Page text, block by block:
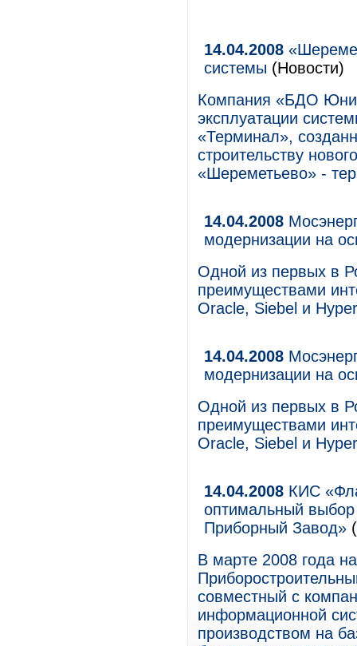
14.04.2008
системы (Новости)
Компания «БДО
эксплуатации
«Терминал»,
строительству
«Шереметьево» -
14.04.2008
модернизации на
Одной из первых в
преимуществами
Oracle, Siebel и
14.04.2008
модернизации на
Одной из первых в
преимуществами
Oracle, Siebel и
14.04.2008 КИС
оптимальный
Приборный Завод»
В марте 2008 года
совместный с
информационной
производством на